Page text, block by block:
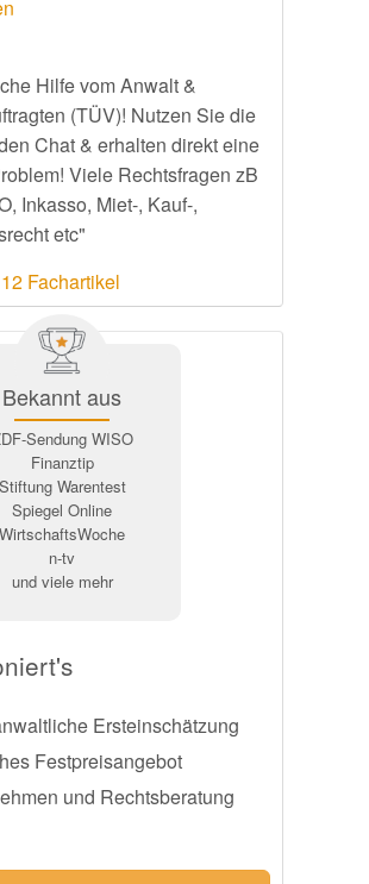
Hilfe vom Anwalt &
(TÜV)! Nutzen Sie die
Chat & erhalten direkt eine
Viele Rechtsfragen zB
Inkasso, Miet-, Kauf-,
etc"
12 Fachartikel
Bekannt aus
Sendung WISO
Finanztip
Stiftung Warentest
Spiegel Online
WirtschaftsWoche
n-tv
und viele mehr
Ersteinschätzung
Festpreisangebot
und Rechtsberatung